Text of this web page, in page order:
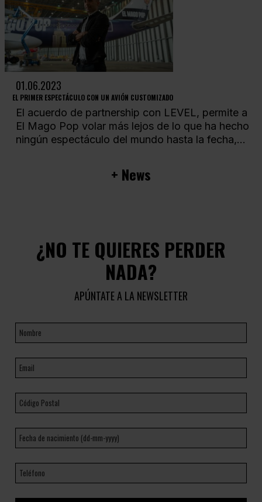
01.06.2023
EL PRIMER ESPECTÁCULO CON UN AVIÓN CUSTOMIZADO
El acuerdo de partnership con LEVEL, permite a
El Mago Pop volar más lejos de lo que ha hecho
ningún espectáculo del mundo hasta la fecha,...
+ News
¿NO TE QUIERES PERDER
NADA?
APÚNTATE A LA NEWSLETTER